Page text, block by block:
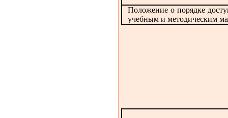
Положение о порядке
учебным и методическим